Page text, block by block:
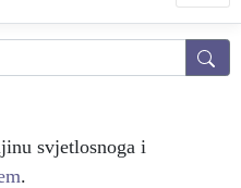
svjetlosnoga i
.